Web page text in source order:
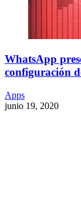
WhatsApp
configuración
Apps
junio 19, 2020